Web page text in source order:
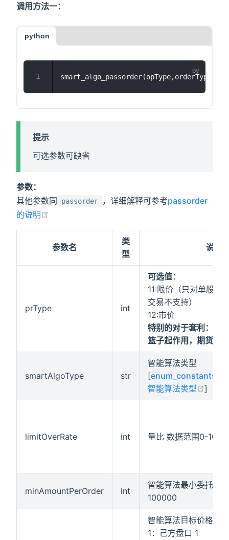
调用方法一：
python
提示
可选参数可缺省
参数：
其他参数同
passorder ，详细解释可参考passorder
的说明
参数名
类
型
说明
prType int
可选值：
11:限价（只对单股情
交易不支持）
12:市价
特别的对于套利：这
篮子起作用，期货的
smartAlgoType str
智能算法类型
[
智能算法类型
在新
]
limitOverRate int 量比 数据范围0-100
minAmountPerOrder int
智能算法最小委托金
100000
智能算法目标价格,可
1：己方盘口 1